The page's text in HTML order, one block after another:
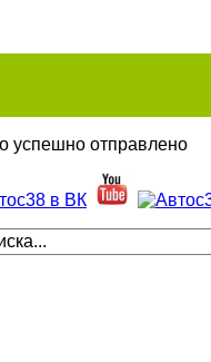
успешно отправлено